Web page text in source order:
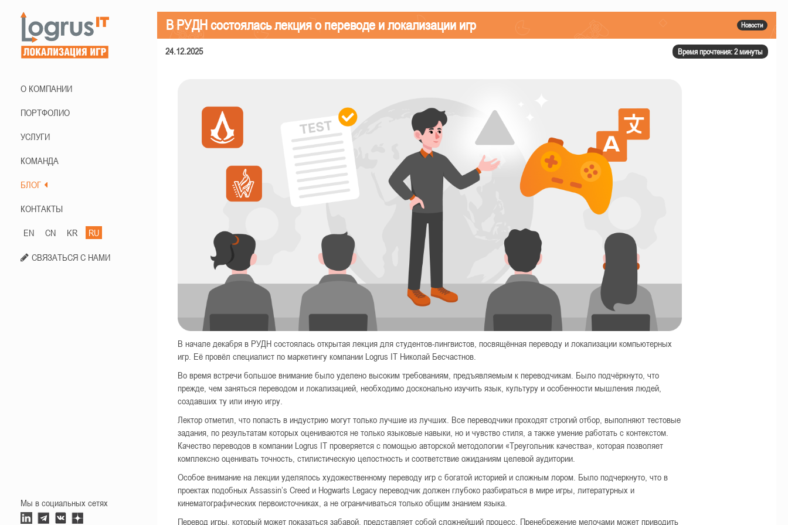
О КОМПАНИИ
ПОРТФОЛИО
УСЛУГИ
КОМАНДА
БЛОГ
КОНТАКТЫ
EN CN KR RU
СВЯЗАТЬСЯ С НАМИ
Мы в социальных сетях
В РУДН состоялась лекция о переводе и локализации игр Новости
24.12.2025 Время прочтения: 2 минуты
В начале декабря в РУДН состоялась открытая лекция для студентов-лингвистов, посвящённая переводу и локализации компьютерных
игр. Её провёл специалист по маркетингу компании Logrus IT Николай Бесчастнов.
Во время встречи большое внимание было уделено высоким требованиям, предъявляемым к переводчикам. Было подчёркнуто, что
прежде, чем заняться переводом и локализацией, необходимо досконально изучить язык, культуру и особенности мышления людей,
создавших ту или иную игру.
Лектор отметил, что попасть в индустрию могут только лучшие из лучших. Все переводчики проходят строгий отбор, выполняют тестовые
задания, по результатам которых оцениваются не только языковые навыки, но и чувство стиля, а также умение работать с контекстом.
Качество переводов в компании Logrus IT проверяется с помощью авторской методологии «Треугольник качества», которая позволяет
комплексно оценивать точность, стилистическую целостность и соответствие ожиданиям целевой аудитории.
Особое внимание на лекции уделялось художественному переводу игр с богатой историей и сложным лором. Было подчеркнуто, что в
проектах подобных Assassin’s Creed и Hogwarts Legacy переводчик должен глубоко разбираться в мире игры, литературных и
кинематографических первоисточниках, а не ограничиваться только общим знанием языка.
Перевод игры, который может показаться забавой, представляет собой сложнейший процесс. Пренебрежение мелочами может приводить